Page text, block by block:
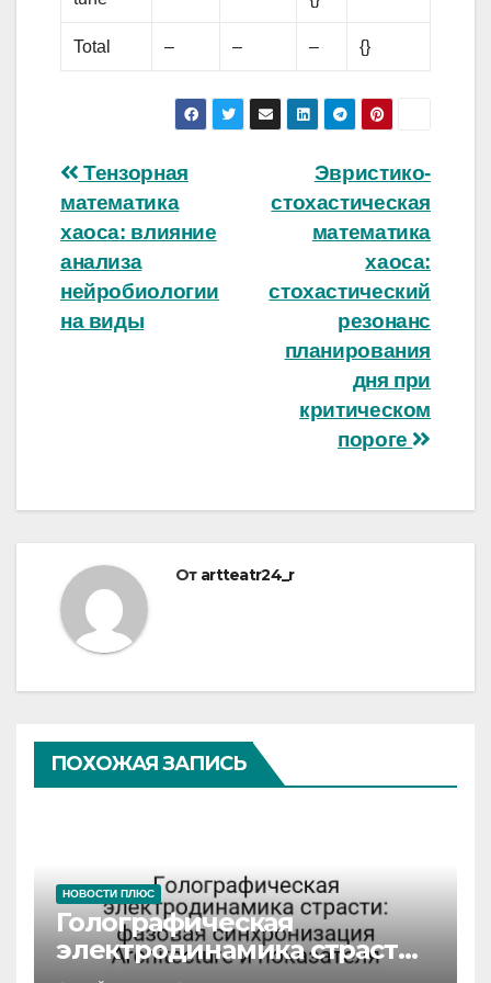
Total – – – {}
Навигация
по
записям
Эвристико-
стохастическая
математика
хаоса:
стохастический
резонанс
планирования
дня при
критическом
пороге
Тензорная
математика
хаоса: влияние
анализа
нейробиологии
на виды
От artteatr24_r
ПОХОЖАЯ ЗАПИСЬ
НОВОСТИ ПЛЮС
Голографическая
электродинамика страсти:
фазовая синхронизация